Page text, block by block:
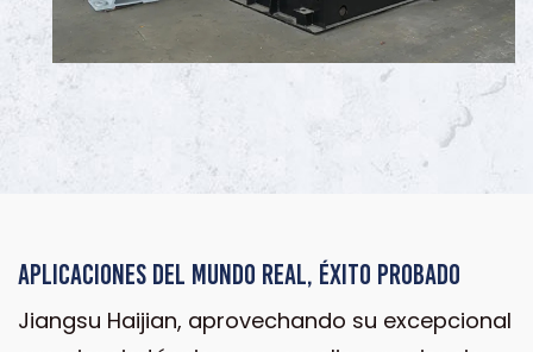
Aplicaciones del mundo real, éxito probado
Jiangsu Haijian, aprovechando su excepcional